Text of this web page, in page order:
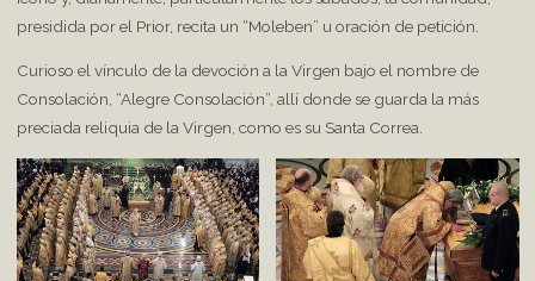
presidida por el Prior, recita un “Moleben” u oración de petición.
Curioso el vínculo de la devoción a la Virgen bajo el nombre de
Consolación, “Alegre Consolación”, allí donde se guarda la más
preciada reliquia de la Virgen, como es su Santa Correa.